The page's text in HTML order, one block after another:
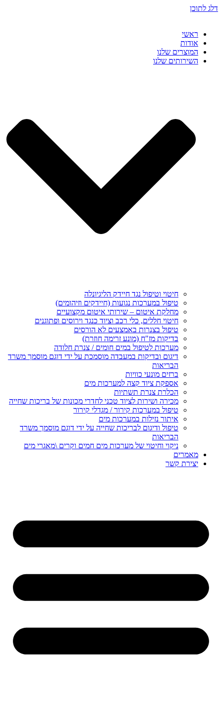
דלג לתוכן
ראשי
אודות
המוצרים שלנו
השירותים שלנו
חיטוי וטיפול נגד חיידק הליגיונלה
טיפול במערכות נגועות (חיידקים וזיהומים)
מחלקת איטום – שירותי איטום מקצועיים
חיטוי חללים, כלי רכב וציוד כנגד וירוסים ופתוגנים
טיפול בצנרות באמצעים לא הורסים
בדיקות מז"ח (מונע זרימה חוזרת)
מערכות לטיפול במים חומים / צנרת חלודה
דיגום ובדיקות במעבדה מוסמכת על ידי דוגם מוסמך משרד
הבריאות
ברזים מונעי כוויות
אספקת ציוד קצה למערכות מים
הכלרת צנרת תשתיות
מכירה ושירות לציוד טכני לחדרי מכונות של בריכות שחייה
טיפול במערכות קירור / מגדלי קירור
איתור נזילות במערכות מים
טיפול ודיגום לבריכות שחייה על ידי דוגם מוסמך משרד
הבריאות
ניקוי וחיטוי של מערכות מים חמים וקרים \מאגרי מים
מאמרים
יצירת קשר